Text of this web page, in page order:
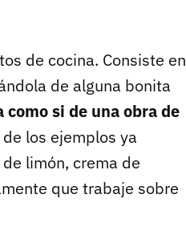
de cocina. Consiste en
de alguna bonita
como si de una obra de
los ejemplos ya
limón, crema de
que trabaje sobre